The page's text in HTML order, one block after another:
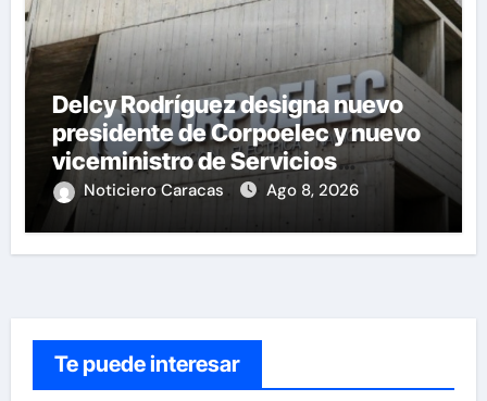
Delcy Rodríguez designa nuevo
presidente de Corpoelec y nuevo
viceministro de Servicios
Eléctricos
Noticiero Caracas Ago 8, 2026
Te puede interesar